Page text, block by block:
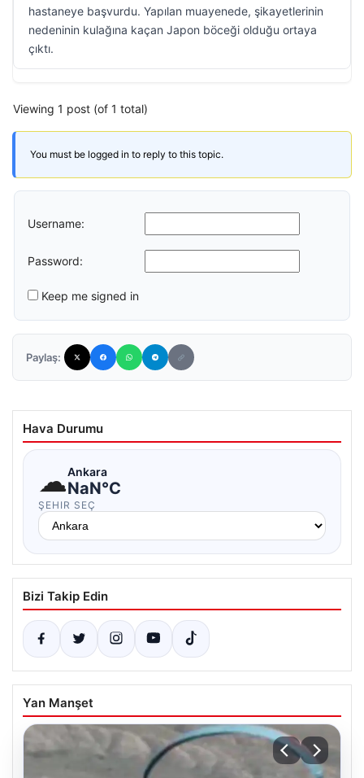
hastaneye başvurdu. Yapılan muayenede, şikayetlerinin
nedeninin kulağına kaçan Japon böceği olduğu ortaya
çıktı.
Viewing 1 post (of 1 total)
You must be logged in to reply to this topic.
Username:
Password:
Keep me signed in
Paylaş:
Hava Durumu
☁Ankara
NaN°C
ŞEHIR SEÇ
Bizi Takip Edin
Yan Manşet